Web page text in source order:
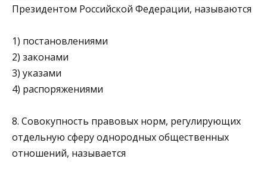
Президентом Российской Федерации, называются
1) постановлениями
2) законами
3) указами
4) распоряжениями
8. Совокупность правовых норм, регулирующих
отдельную сферу однородных общественных
отношений, называется